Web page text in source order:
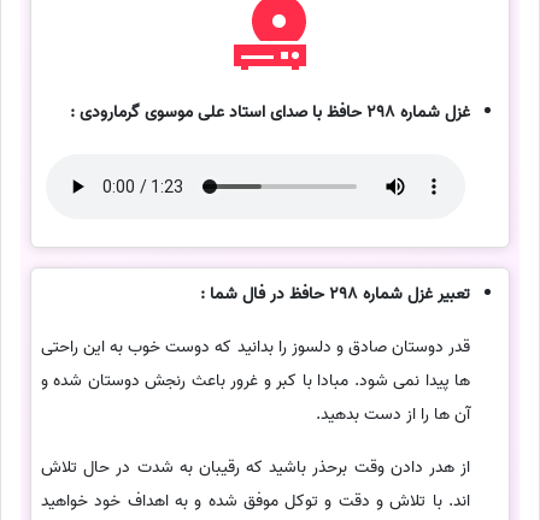
غزل شماره 298 حافظ با صدای استاد علی موسوی گرمارودی :
تعبیر غزل شماره 298 حافظ در فال شما :
قدر دوستان صادق و دلسوز را بدانید که دوست خوب به این راحتی
ها پیدا نمی شود. مبادا با کبر و غرور باعث رنجش دوستان شده و
آن ها را از دست بدهید.
از هدر دادن وقت برحذر باشید که رقیبان به شدت در حال تلاش
اند. با تلاش و دقت و توکل موفق شده و به اهداف خود خواهید